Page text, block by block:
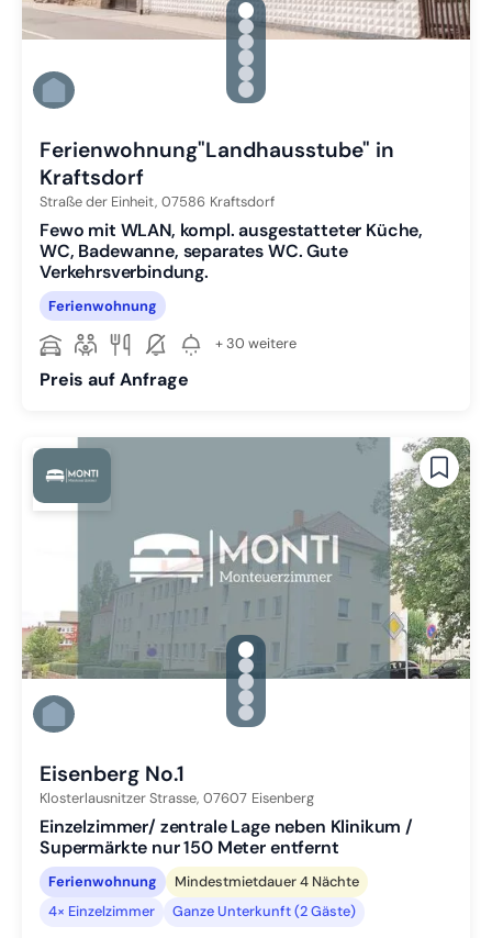
gallery.slide_selector
Zu Slide 1 wechseln
Zu Slide 2 wechseln
Zu Slide 3 wechseln
Zu Slide 4 wechseln
Zu Slide 5 wechseln
Zu Slide 6 wechseln
Ferienwohnung"Landhausstube" in
Kraftsdorf
Straße der Einheit, 07586 Kraftsdorf
Fewo mit WLAN, kompl. ausgestatteter Küche,
WC, Badewanne, separates WC. Gute
Verkehrsverbindung.
Ferienwohnung
+ 30 weitere
Preis auf Anfrage
gallery.slide_selector
Zu Slide 1 wechseln
Zu Slide 2 wechseln
Zu Slide 3 wechseln
Zu Slide 4 wechseln
Zu Slide 5 wechseln
Eisenberg No.1
Klosterlausnitzer Strasse, 07607 Eisenberg
Einzelzimmer/ zentrale Lage neben Klinikum /
Supermärkte nur 150 Meter entfernt
Ferienwohnung
Mindestmietdauer 4 Nächte
4× Einzelzimmer
Ganze Unterkunft (2 Gäste)